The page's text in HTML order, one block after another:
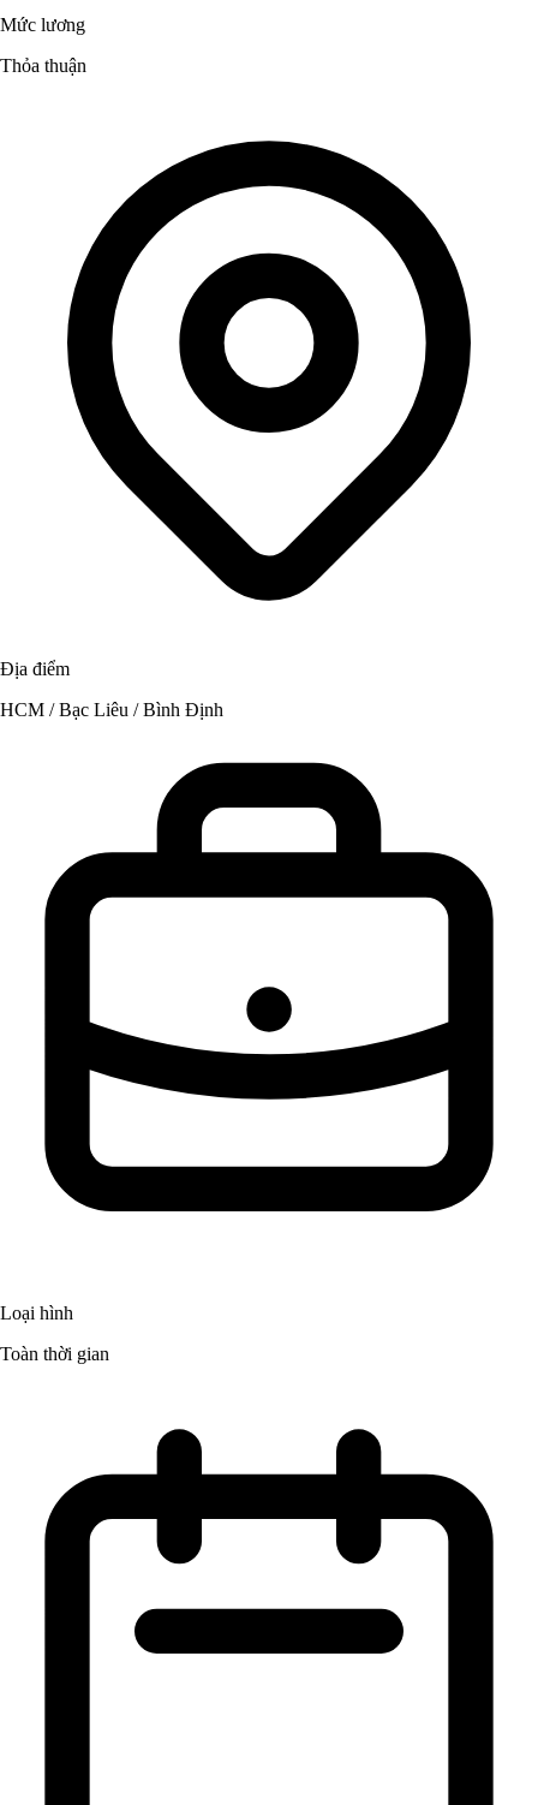
Mức lương
Thỏa thuận
Địa điểm
HCM / Bạc Liêu / Bình Định
Loại hình
Toàn thời gian